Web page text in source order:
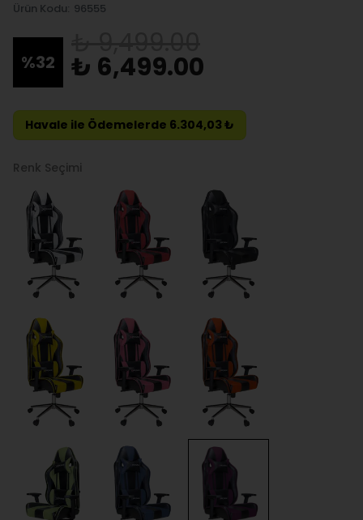
Ürün Kodu: 96555
%32 ₺ 6,499.00
Havale ile Ödemelerde 6.304,03 ₺
Renk Seçimi